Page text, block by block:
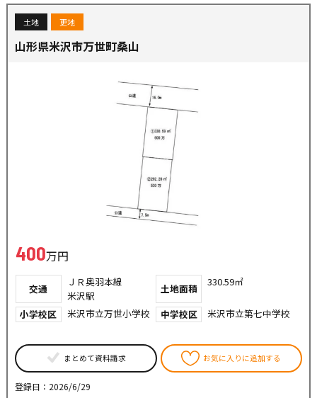
土地 更地
山形県米沢市万世町桑山
400万円
交通
ＪＲ奥羽本線
米沢駅
土地面積
330.59㎡
小学校区 米沢市立万世小学校 中学校区 米沢市立第七中学校
まとめて資料請求 お気に入りに追加する
登録日：2026/6/29